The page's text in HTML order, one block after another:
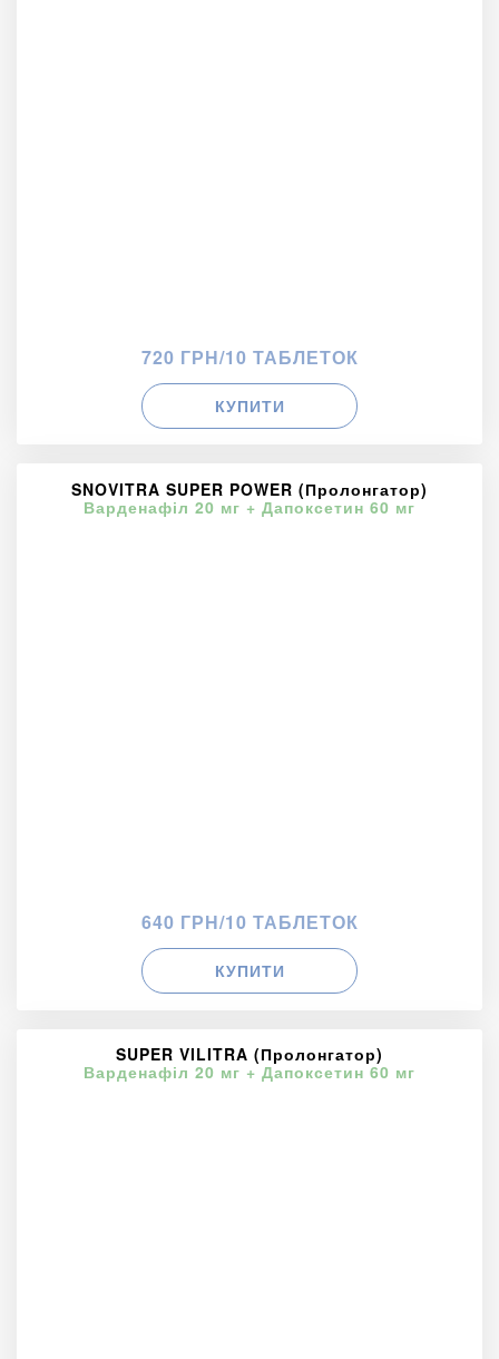
720 ГРН/10 ТАБЛЕТОК
КУПИТИ
SNOVITRA SUPER POWER (Пролонгатор)
Варденафіл 20 мг + Дапоксетин 60 мг
640 ГРН/10 ТАБЛЕТОК
КУПИТИ
SUPER VILITRA (Пролонгатор)
Варденафіл 20 мг + Дапоксетин 60 мг